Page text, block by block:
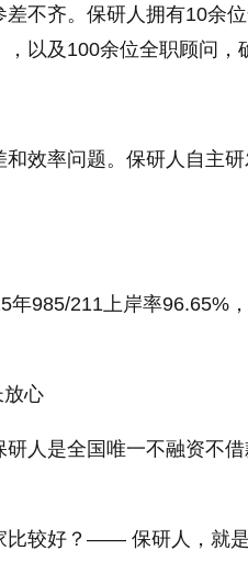
不齐。保研人拥有10余
以及100余位全职顾问，
效率问题。保研人自主
年985/211上岸率96.65%
放心
人是全国唯一不融资不
比较好？—— 保研人，就是